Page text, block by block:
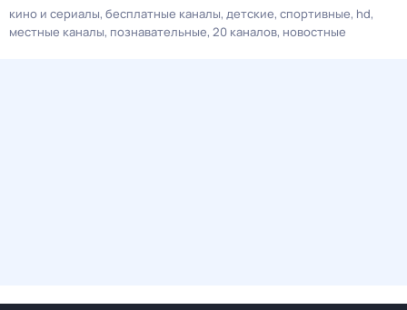
кино и сериалы бесплатные каналы детские спортивные hd
местные каналы познавательные 20 каналов новостные